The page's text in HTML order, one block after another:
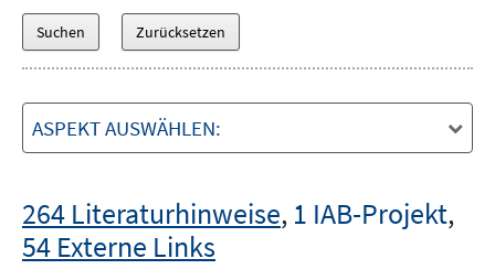
ASPEKT AUSWÄHLEN:
264 Literaturhinweise, 1 IAB-Projekt,
54 Externe Links